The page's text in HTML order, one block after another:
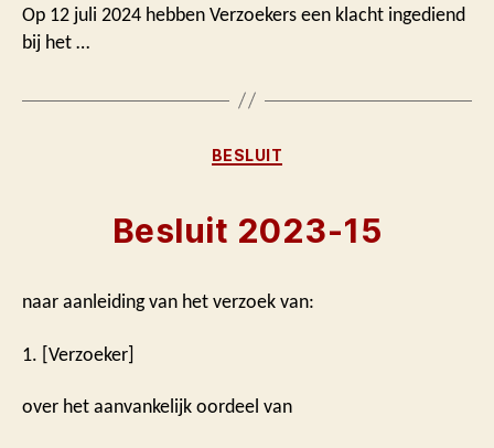
Op 12 juli 2024 hebben Verzoekers een klacht ingediend
bij het …
Categorieën
BESLUIT
Besluit 2023-15
naar aanleiding van het verzoek van:
1. [Verzoeker]
over het aanvankelijk oordeel van